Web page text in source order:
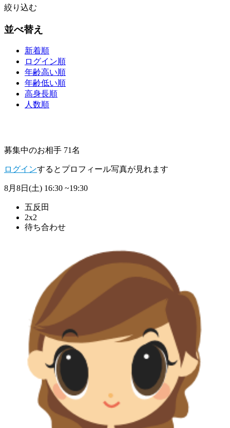
絞り込む
並べ替え
新着順
ログイン順
年齢高い順
年齢低い順
高身長順
人数順
募集中のお相手 71名
ログインするとプロフィール写真が見れます
8月8日(土) 16:30 ~19:30
五反田
2x2
待ち合わせ